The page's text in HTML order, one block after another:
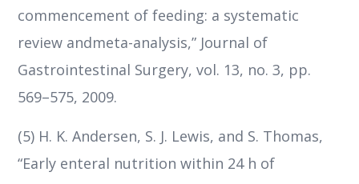
commencement of feeding: a systematic
review andmeta-analysis,” Journal of
Gastrointestinal Surgery, vol. 13, no. 3, pp.
569–575, 2009.
(5) H. K. Andersen, S. J. Lewis, and S. Thomas,
“Early enteral nutrition within 24 h of